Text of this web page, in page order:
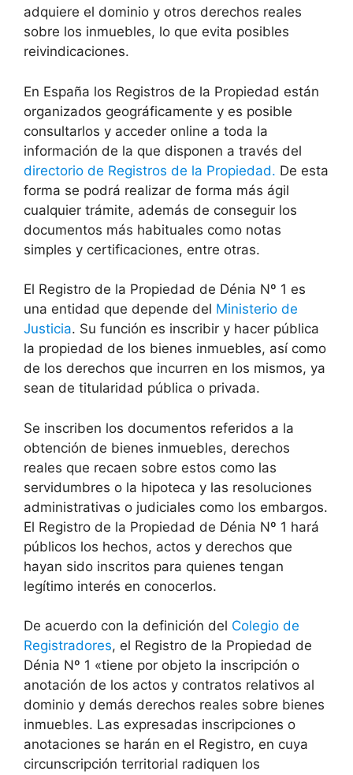
adquiere el dominio y otros derechos reales
sobre los inmuebles, lo que evita posibles
reivindicaciones.
En España los Registros de la Propiedad están
organizados geográficamente y es posible
consultarlos y acceder online a toda la
información de la que disponen a través del
directorio de Registros de la Propiedad. De esta
forma se podrá realizar de forma más ágil
cualquier trámite, además de conseguir los
documentos más habituales como notas
simples y certificaciones, entre otras.
El Registro de la Propiedad de Dénia Nº 1 es
una entidad que depende del Ministerio de
Justicia. Su función es inscribir y hacer pública
la propiedad de los bienes inmuebles, así como
de los derechos que incurren en los mismos, ya
sean de titularidad pública o privada.
Se inscriben los documentos referidos a la
obtención de bienes inmuebles, derechos
reales que recaen sobre estos como las
servidumbres o la hipoteca y las resoluciones
administrativas o judiciales como los embargos.
El Registro de la Propiedad de Dénia Nº 1 hará
públicos los hechos, actos y derechos que
hayan sido inscritos para quienes tengan
legítimo interés en conocerlos.
De acuerdo con la definición del Colegio de
Registradores, el Registro de la Propiedad de
Dénia Nº 1 «tiene por objeto la inscripción o
anotación de los actos y contratos relativos al
dominio y demás derechos reales sobre bienes
inmuebles. Las expresadas inscripciones o
anotaciones se harán en el Registro, en cuya
circunscripción territorial radiquen los